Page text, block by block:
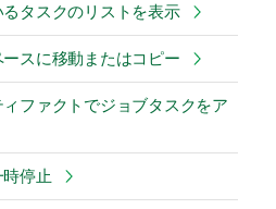
タスクのリストを表示
スに移動またはコピー
ファクトでジョブタスクをア
停止